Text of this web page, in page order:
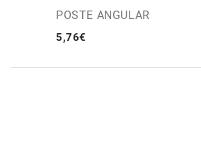
POSTE ANGULAR
5,76€